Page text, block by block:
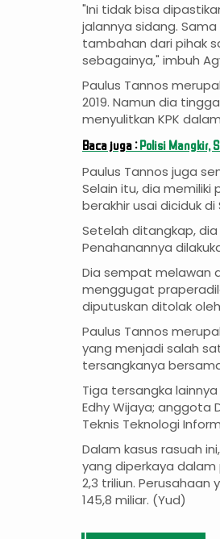
"Ini tidak bisa
jalannya sidang.
tambahan dari pihak
sebagainya," imbuh
Paulus Tannos
2019. Namun dia
menyulitkan KPK
Baca juga :Polisi Mangkir,
Paulus Tannos juga
Selain itu, dia memiliki
berakhir usai diciduk di
Setelah ditangkap,
Penahanannya
Dia sempat melawan
menggugat
diputuskan ditolak
Paulus Tannos
yang menjadi salah
tersangkanya
Tiga tersangka
Edhy Wijaya; anggota
Teknis Teknologi
Dalam kasus rasuah
yang diperkaya dalam
2,3 triliun.
145,8 miliar. (Yud)